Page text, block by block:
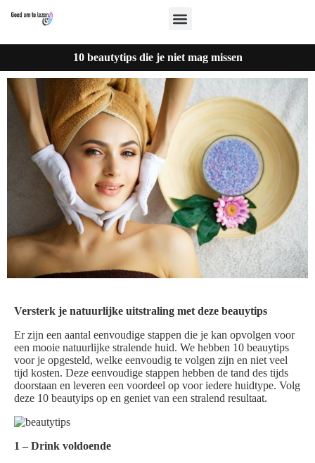
10 beautytips die je niet mag missen
Versterk je natuurlijke uitstraling met deze beauytips
Er zijn een aantal eenvoudige stappen die je kan opvolgen voor
een mooie natuurlijke stralende huid. We hebben 10 beauytips
voor je opgesteld, welke eenvoudig te volgen zijn en niet veel
tijd kosten. Deze eenvoudige stappen hebben de tand des tijds
doorstaan en leveren een voordeel op voor iedere huidtype. Volg
deze 10 beautyips op en geniet van een stralend resultaat.
1 – Drink voldoende